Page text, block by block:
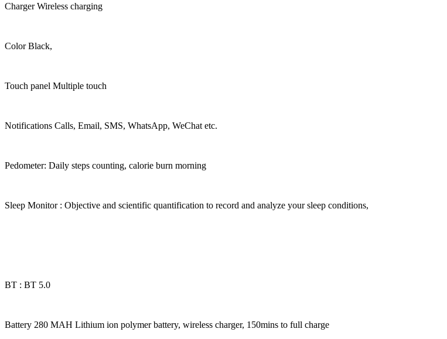
Charger Wireless charging
Color Black,
Touch panel Multiple touch
Notifications Calls, Email, SMS, WhatsApp, WeChat etc.
Pedometer: Daily steps counting, calorie burn morning
Sleep Monitor : Objective and scientific quantification to record and analyze your sleep conditions,
BT : BT 5.0
Battery 280 MAH Lithium ion polymer battery, wireless charger, 150mins to full charge